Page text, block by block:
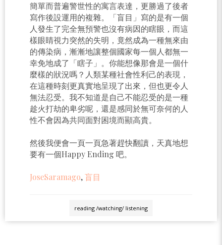
簡單而普遍警世性的寓言表達，更勝過了後者
寫作後設運用的複雜。「盲目」寫的是有一個
人發生了完全無預警也沒有病因的瞎眼，而這
樣眼睛視力突然的失明，竟然成為一種無來由
的傳染病，漸漸地讓整個國家每一個人都無一
幸免地成了「瞎子」。你能想像那會是一個什
麼樣的狀況嗎？人類某種社會性利己的表現，
在這種時刻更真實地呈現了出來，但也更令人
無法忍受。我不知道是自己不能忍受的是一種
趁火打劫的卑劣呢，還是感同於無可奈何的人
性不會因為共同面對困境而顯高貴。
然後我便會一頁一頁急著趕快翻讀，天真地想
要有一個Happy Ending 吧。
JoseSaramago,盲目
reading /watching/ listening